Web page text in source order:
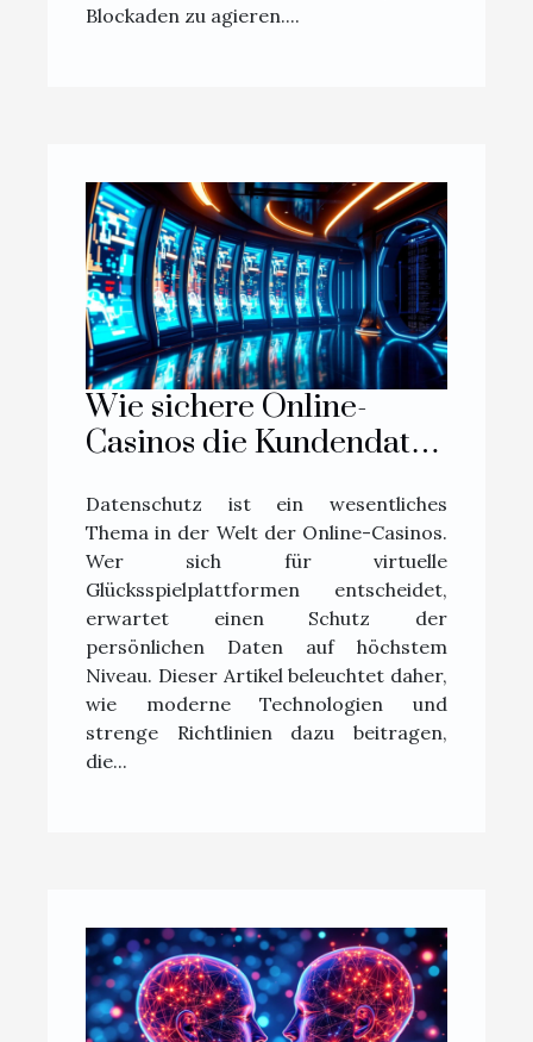
Blockaden zu agieren....
Wie sichere Online-
Casinos die Kundendaten
Datenschutz ist ein wesentliches
Thema in der Welt der Online-Casinos.
Wer sich für virtuelle
Glücksspielplattformen entscheidet,
erwartet einen Schutz der
persönlichen Daten auf höchstem
Niveau. Dieser Artikel beleuchtet daher,
wie moderne Technologien und
strenge Richtlinien dazu beitragen,
die...